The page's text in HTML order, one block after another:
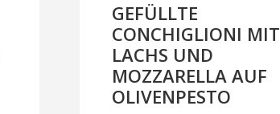
GEFÜLLTE
CONCHIGLIONI MIT
LACHS UND
MOZZARELLA AUF
OLIVENPESTO